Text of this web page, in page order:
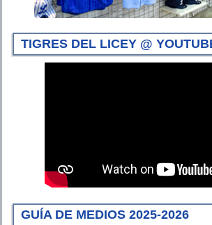
TIGRES DEL LICEY @
GUÍA DE MEDIOS 2025-2026